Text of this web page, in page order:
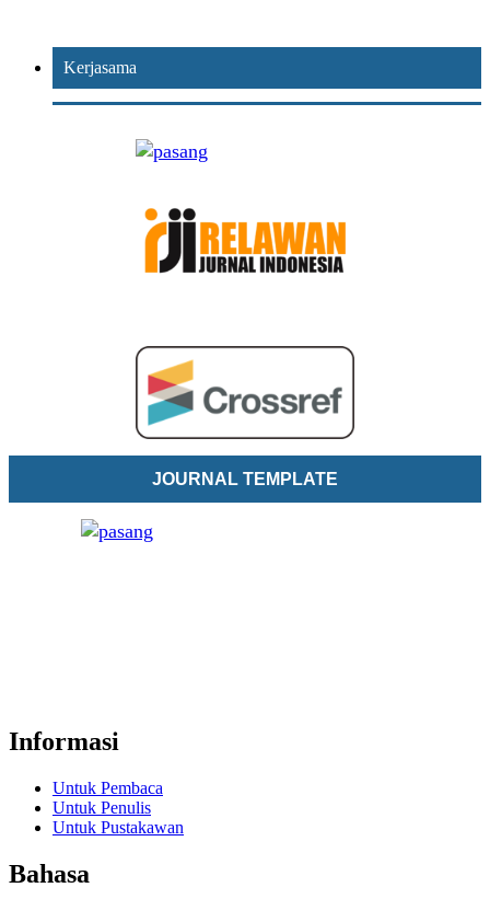
Kerjasama
JOURNAL TEMPLATE
Informasi
Untuk Pembaca
Untuk Penulis
Untuk Pustakawan
Bahasa